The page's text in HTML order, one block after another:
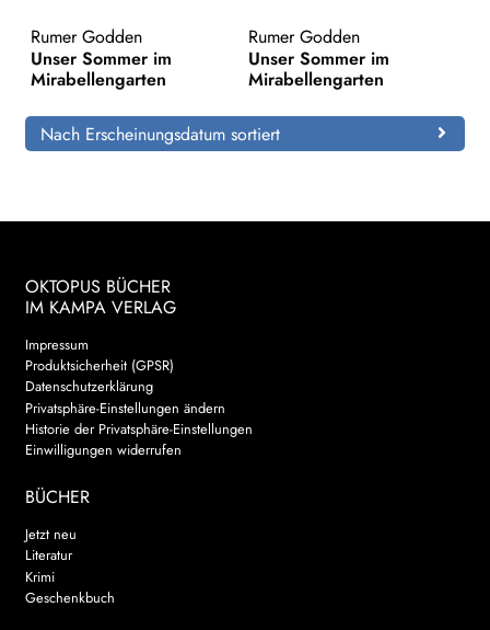
Rumer Godden
Unser Sommer im
Mirabellengarten
Rumer Godden
Unser Sommer im
Mirabellengarten
Nach Erscheinungsdatum sortiert
OKTOPUS BÜCHER
IM KAMPA VERLAG
Impressum
Produktsicherheit (GPSR)
Datenschutzerklärung
Privatsphäre-Einstellungen ändern
Historie der Privatsphäre-Einstellungen
Einwilligungen widerrufen
BÜCHER
Jetzt neu
Literatur
Krimi
Geschenkbuch